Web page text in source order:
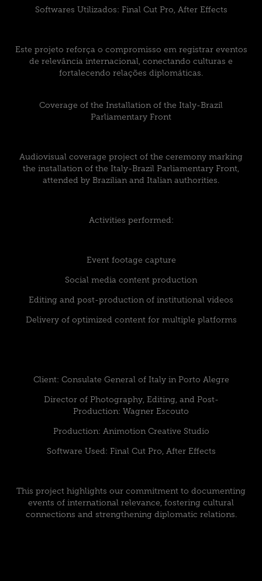
Softwares Utilizados: Final Cut Pro, After Effects
Este projeto reforça o compromisso em registrar eventos
de relevância internacional, conectando culturas e
fortalecendo relações diplomáticas.
Coverage of the Installation of the Italy-Brazil
Parliamentary Front
Audiovisual coverage project of the ceremony marking
the installation of the Italy-Brazil Parliamentary Front,
attended by Brazilian and Italian authorities.
Activities performed:
Event footage capture
Social media content production
Editing and post-production of institutional videos
Delivery of optimized content for multiple platforms
Client: Consulate General of Italy in Porto Alegre
Director of Photography, Editing, and Post-
Production: Wagner Escouto
Production: Animotion Creative Studio
Software Used: Final Cut Pro, After Effects
This project highlights our commitment to documenting
events of international relevance, fostering cultural
connections and strengthening diplomatic relations.